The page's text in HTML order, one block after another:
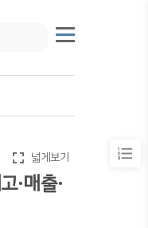
fullscreen 넓게보기
·매출·